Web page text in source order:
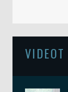
VIDEOT